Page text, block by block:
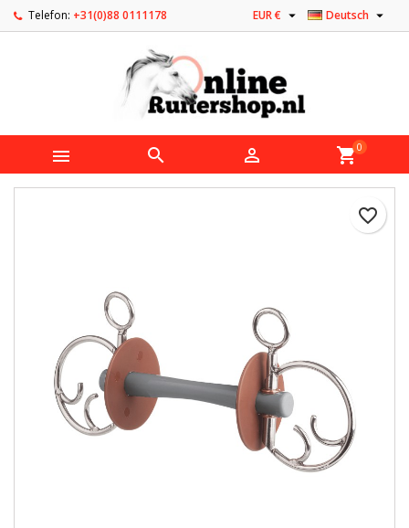
Telefon: +31(0)88 0111178 Deutsch 
EUR € 
   shopping_cart0
favorite_border